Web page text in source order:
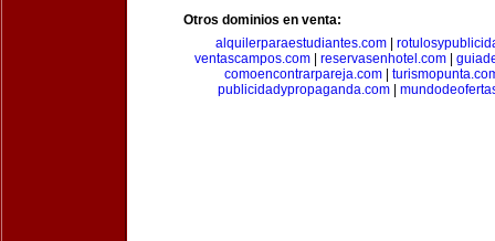
Otros dominios en venta:
alquilerparaestudiantes.com
ventascampos.com| reservasenhotel.com|
comoencontrarpareja.com
publicidadypropaganda.com|